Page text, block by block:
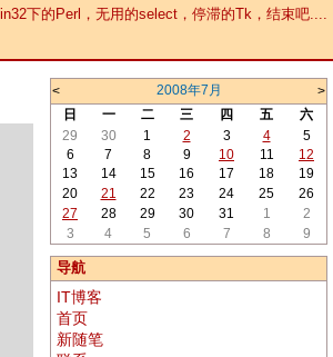
下的Perl，无用的select，停滞的Tk，结束吧....
< 2008年7月
>
日
一 二 三 四 五
六
29
30 1 2 3 4
5
6
7 8 9 10 11
12
13
14 15 16 17 18
19
20
21 22 23 24 25
26
27
28 29 30 31 1
2
3
4 5 6 7 8 9
导航
IT博客
首页
新随笔